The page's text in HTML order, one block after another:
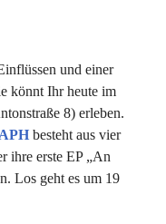
und einer
könnt Ihr heute im
8) erleben.
besteht aus vier
ihre erste EP „An
Los geht es um 19